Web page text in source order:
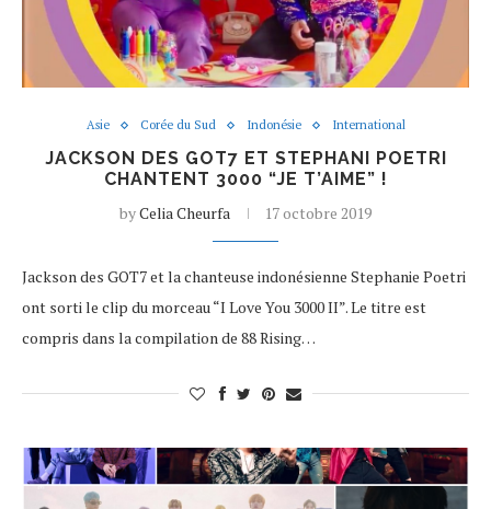
Asie Corée du Sud Indonésie International
JACKSON DES GOT7 ET STEPHANI POETRI
CHANTENT 3000 “JE T’AIME” !
byCelia Cheurfa 17 octobre 2019
Jackson des GOT7 et la chanteuse indonésienne Stephanie Poetri
ont sorti le clip du morceau “I Love You 3000 II”. Le titre est
compris dans la compilation de 88 Rising…